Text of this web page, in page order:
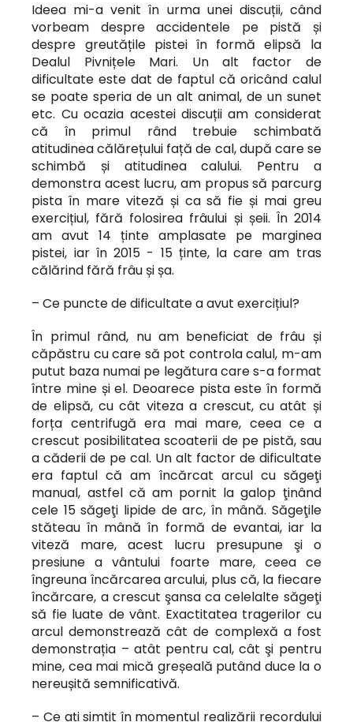
Ideea mi-a venit în urma unei discuții, când
vorbeam despre accidentele pe pistă și
despre greutățile pistei în formă elipsă la
Dealul Pivnițele Mari. Un alt factor de
dificultate este dat de faptul că oricând calul
se poate speria de un alt animal, de un sunet
etc. Cu ocazia acestei discuții am considerat
că în primul rând trebuie schimbată
atitudinea călărețului față de cal, după care se
schimbă și atitudinea calului. Pentru a
demonstra acest lucru, am propus să parcurg
pista în mare viteză și ca să fie și mai greu
exercițiul, fără folosirea frâului și șeii. În 2014
am avut 14 ținte amplasate pe marginea
pistei, iar în 2015 - 15 ținte, la care am tras
călărind fără frâu și șa.
– Ce puncte de dificultate a avut exercițiul?
În primul rând, nu am beneficiat de frâu și
căpăstru cu care să pot controla calul, m-am
putut baza numai pe legătura care s-a format
între mine și el. Deoarece pista este în formă
de elipsă, cu cât viteza a crescut, cu atât și
forța centrifugă era mai mare, ceea ce a
crescut posibilitatea scoaterii de pe pistă, sau
a căderii de pe cal. Un alt factor de dificultate
era faptul că am încărcat arcul cu săgeţi
manual, astfel că am pornit la galop ţinând
cele 15 săgeţi lipide de arc, în mână. Săgeţile
stăteau în mână în formă de evantai, iar la
viteză mare, acest lucru presupune şi o
presiune a vântului foarte mare, ceea ce
îngreuna încărcarea arcului, plus că, la fiecare
încărcare, a crescut şansa ca celelalte săgeţi
să fie luate de vânt. Exactitatea tragerilor cu
arcul demonstrează cât de complexă a fost
demonstrația – atât pentru cal, cât şi pentru
mine, cea mai mică greșeală putând duce la o
nereușită semnificativă.
– Ce ați simțit în momentul realizării recordului